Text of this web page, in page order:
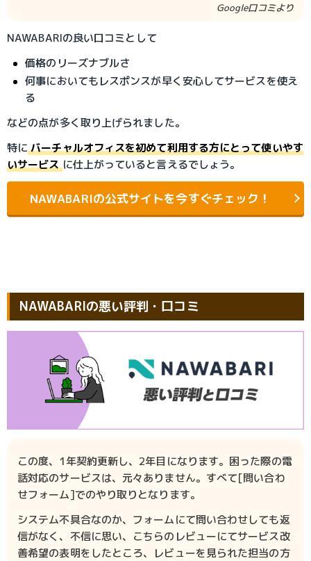
Google口コミより
NAWABARIの良い口コミとして
価格のリーズナブルさ
何事においてもレスポンスが早く安心してサービスを使え
る
などの点が多く取り上げられました。
特にバーチャルオフィスを初めて利用する方にとって使いやす
いサービスに仕上がっていると言えるでしょう。
NAWABARIの公式サイトを今すぐチェック！
NAWABARIの悪い評判・口コミ
この度、1年契約更新し、2年目になります。困った際の電
話対応のサービスは、元々ありません。すべて[問い合わ
せフォーム]でのやり取りとなります。
システム不具合なのか、フォームにて問い合わせしても返
信がなく、不信に思い、こちらのレビューにてサービス改
善希望の表明をしたところ、レビューを見られた担当の方